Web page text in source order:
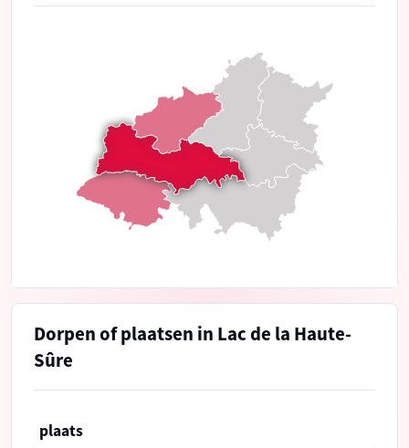
Dorpen of plaatsen in Lac de la Haute-
Sûre
plaats